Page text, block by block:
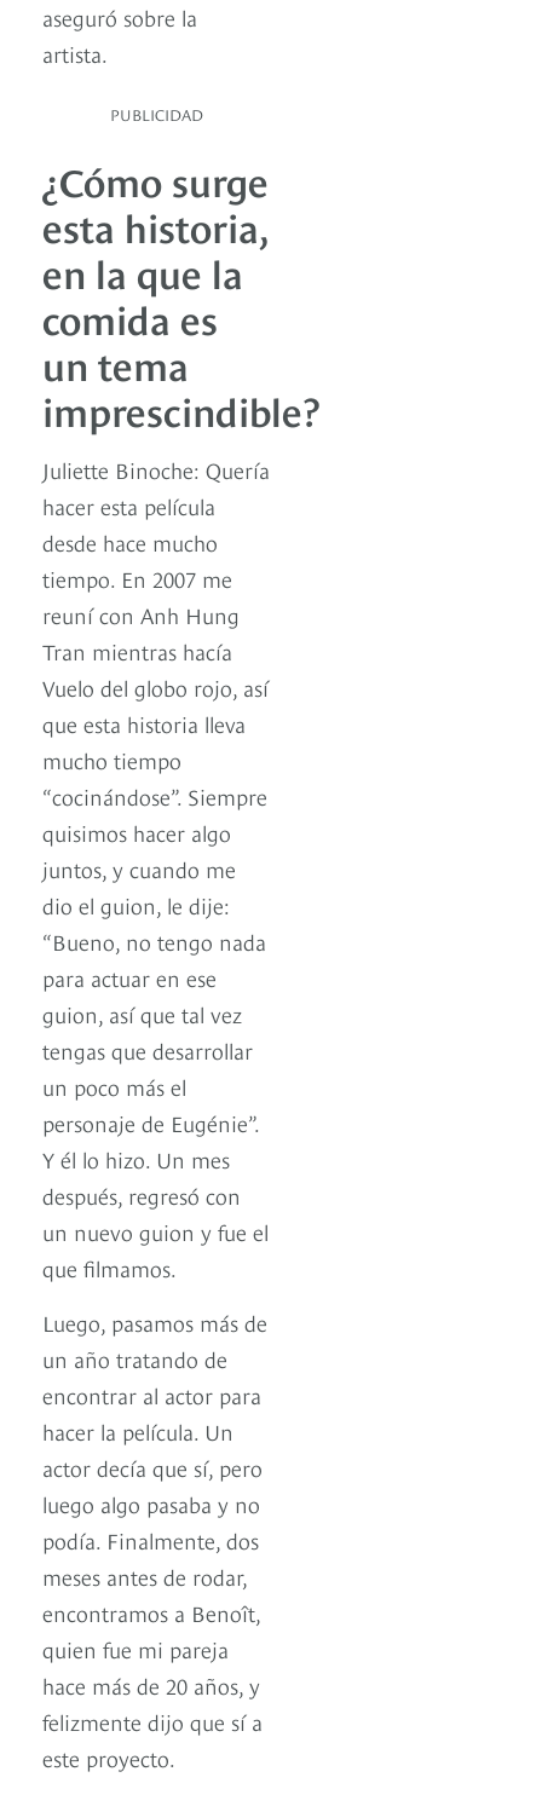
aseguró sobre la
artista.
PUBLICIDAD
¿Cómo surge
esta historia,
en la que la
comida es
un tema
imprescindible?
Juliette Binoche: Quería
hacer esta película
desde hace mucho
tiempo. En 2007 me
reuní con Anh Hung
Tran mientras hacía
Vuelo del globo rojo, así
que esta historia lleva
mucho tiempo
“cocinándose”. Siempre
quisimos hacer algo
juntos, y cuando me
dio el guion, le dije:
“Bueno, no tengo nada
para actuar en ese
guion, así que tal vez
tengas que desarrollar
un poco más el
personaje de Eugénie”.
Y él lo hizo. Un mes
después, regresó con
un nuevo guion y fue el
que filmamos.
Luego, pasamos más de
un año tratando de
encontrar al actor para
hacer la película. Un
actor decía que sí, pero
luego algo pasaba y no
podía. Finalmente, dos
meses antes de rodar,
encontramos a Benoît,
quien fue mi pareja
hace más de 20 años, y
felizmente dijo que sí a
este proyecto.